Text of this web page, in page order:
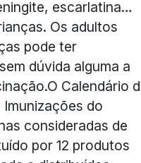
escarlatina…
Os adultos
pode ter
dúvida alguma a
Calendário
do
consideradas de
por 12 produtos